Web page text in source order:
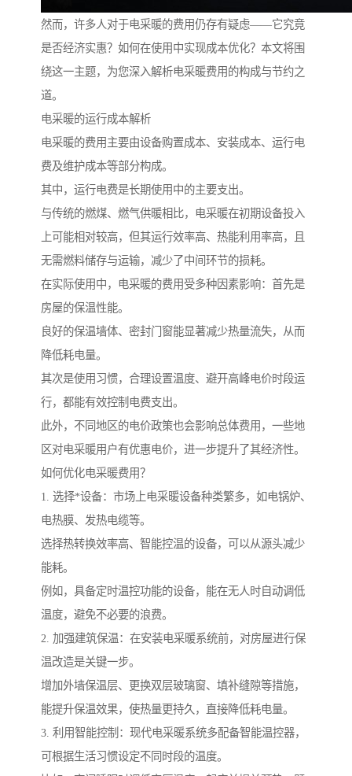
然而，许多人对于电采暖的费用仍存有疑虑——它究竟
是否经济实惠？如何在使用中实现成本优化？本文将围
绕这一主题，为您深入解析电采暖费用的构成与节约之
道。
电采暖的运行成本解析
电采暖的费用主要由设备购置成本、安装成本、运行电
费及维护成本等部分构成。
其中，运行电费是长期使用中的主要支出。
与传统的燃煤、燃气供暖相比，电采暖在初期设备投入
上可能相对较高，但其运行效率高、热能利用率高，且
无需燃料储存与运输，减少了中间环节的损耗。
在实际使用中，电采暖的费用受多种因素影响：首先是
房屋的保温性能。
良好的保温墙体、密封门窗能显著减少热量流失，从而
降低耗电量。
其次是使用习惯，合理设置温度、避开高峰电价时段运
行，都能有效控制电费支出。
此外，不同地区的电价政策也会影响总体费用，一些地
区对电采暖用户有优惠电价，进一步提升了其经济性。
如何优化电采暖费用？
1. 选择*设备：市场上电采暖设备种类繁多，如电锅炉、
电热膜、发热电缆等。
选择热转换效率高、智能控温的设备，可以从源头减少
能耗。
例如，具备定时温控功能的设备，能在无人时自动调低
温度，避免不必要的浪费。
2. 加强建筑保温：在安装电采暖系统前，对房屋进行保
温改造是关键一步。
增加外墙保温层、更换双层玻璃窗、填补缝隙等措施，
能提升保温效果，使热量更持久，直接降低耗电量。
3. 利用智能控制：现代电采暖系统多配备智能温控器，
可根据生活习惯设定不同时段的温度。